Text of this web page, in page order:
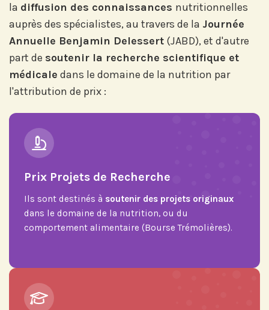
la diffusion des connaissances nutritionnelles
auprès des spécialistes, au travers de la Journée
Annuelle Benjamin Delessert (JABD), et d'autre
part de soutenir la recherche scientifique et
médicale dans le domaine de la nutrition par
l'attribution de prix :
Prix Projets de Recherche
Ils sont destinés à soutenir des projets originaux
dans le domaine de la nutrition, ou du
comportement alimentaire (Bourse Trémolières).